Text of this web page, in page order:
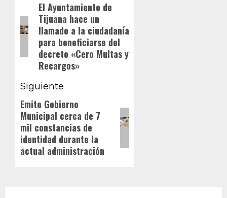
investigar las
violaciones a
los derechos
humanos de un
menor que…
entradas
Entrada
anterior:
El Ayuntamiento de
Tijuana hace un
llamado a la ciudadanía
para beneficiarse del
decreto «Cero Multas y
Recargos»
Siguiente
Siguiente
entrada:
Emite Gobierno
Municipal cerca de 7
mil constancias de
identidad durante la
actual administración